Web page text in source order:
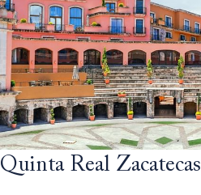
Quinta Real Zacatecas